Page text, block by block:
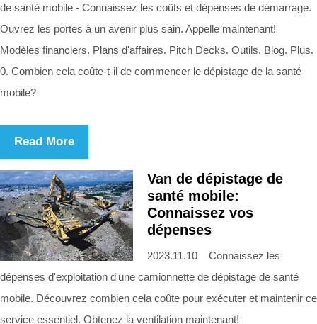
de santé mobile - Connaissez les coûts et dépenses de démarrage.
Ouvrez les portes à un avenir plus sain. Appelle maintenant!
Modèles financiers. Plans d'affaires. Pitch Decks. Outils. Blog. Plus.
0. Combien cela coûte-t-il de commencer le dépistage de la santé
mobile?
Read More
Van de dépistage de
santé mobile:
Connaissez vos
dépenses
2023.11.10 Connaissez les
dépenses d'exploitation d'une camionnette de dépistage de santé
mobile. Découvrez combien cela coûte pour exécuter et maintenir ce
service essentiel. Obtenez la ventilation maintenant!